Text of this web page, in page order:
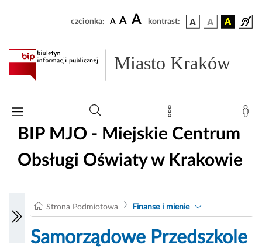
czcionka: A A A kontrast:
Miasto Kraków
BIP MJO - Miejskie Centrum
Obsługi Oświaty w Krakowie
Strona Podmiotowa Finanse i mienie
Samorządowe Przedszkole